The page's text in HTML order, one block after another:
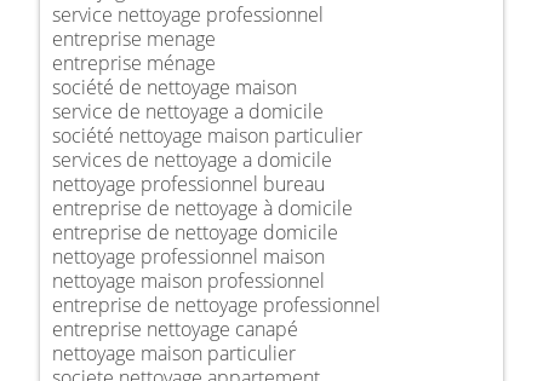
service nettoyage professionnel
entreprise menage
entreprise ménage
société de nettoyage maison
service de nettoyage a domicile
société nettoyage maison particulier
services de nettoyage a domicile
nettoyage professionnel bureau
entreprise de nettoyage à domicile
entreprise de nettoyage domicile
nettoyage professionnel maison
nettoyage maison professionnel
entreprise de nettoyage professionnel
entreprise nettoyage canapé
nettoyage maison particulier